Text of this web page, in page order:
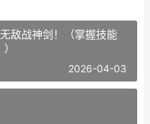
敌战神剑！（掌握技能
2026-04-03